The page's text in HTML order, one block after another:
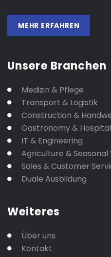
MEHR ERFAHREN
Unsere Branchen
Medizin & Pflege
Transport & Logistik
Construction &
Gastronomy &
IT & Engineering
Agriculture & Seasonal
Sales & Customer
Duale Ausbildung
Weiteres
Über uns
Kontakt